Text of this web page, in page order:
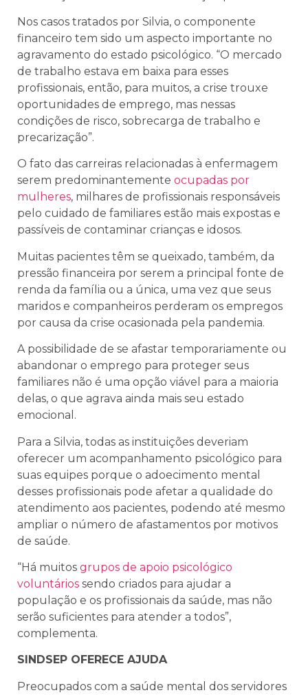
Nos casos tratados por Silvia, o componente
financeiro tem sido um aspecto importante no
agravamento do estado psicológico. “O mercado
de trabalho estava em baixa para esses
profissionais, então, para muitos, a crise trouxe
oportunidades de emprego, mas nessas
condições de risco, sobrecarga de trabalho e
precarização”.
O fato das carreiras relacionadas à enfermagem
serem predominantemente ocupadas por
mulheres, milhares de profissionais responsáveis
pelo cuidado de familiares estão mais expostas e
passíveis de contaminar crianças e idosos.
Muitas pacientes têm se queixado, também, da
pressão financeira por serem a principal fonte de
renda da família ou a única, uma vez que seus
maridos e companheiros perderam os empregos
por causa da crise ocasionada pela pandemia.
A possibilidade de se afastar temporariamente ou
abandonar o emprego para proteger seus
familiares não é uma opção viável para a maioria
delas, o que agrava ainda mais seu estado
emocional.
Para a Silvia, todas as instituições deveriam
oferecer um acompanhamento psicológico para
suas equipes porque o adoecimento mental
desses profissionais pode afetar a qualidade do
atendimento aos pacientes, podendo até mesmo
ampliar o número de afastamentos por motivos
de saúde.
“Há muitos grupos de apoio psicológico
voluntários sendo criados para ajudar a
população e os profissionais da saúde, mas não
serão suficientes para atender a todos”,
complementa.
SINDSEP OFERECE AJUDA
Preocupados com a saúde mental dos servidores